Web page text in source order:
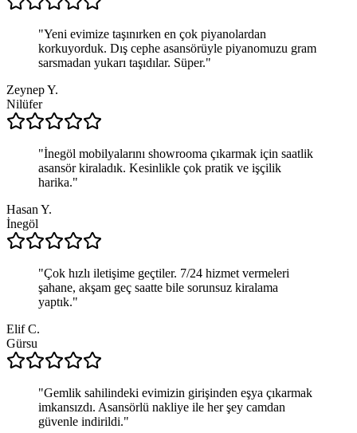
"Yeni evimize taşınırken en çok piyanolardan
korkuyorduk. Dış cephe asansörüyle piyanomuzu gram
sarsmadan yukarı taşıdılar. Süper."
Zeynep Y.
Nilüfer
"İnegöl mobilyalarını showrooma çıkarmak için saatlik
asansör kiraladık. Kesinlikle çok pratik ve işçilik
harika."
Hasan Y.
İnegöl
"Çok hızlı iletişime geçtiler. 7/24 hizmet vermeleri
şahane, akşam geç saatte bile sorunsuz kiralama
yaptık."
Elif C.
Gürsu
"Gemlik sahilindeki evimizin girişinden eşya çıkarmak
imkansızdı. Asansörlü nakliye ile her şey camdan
güvenle indirildi."